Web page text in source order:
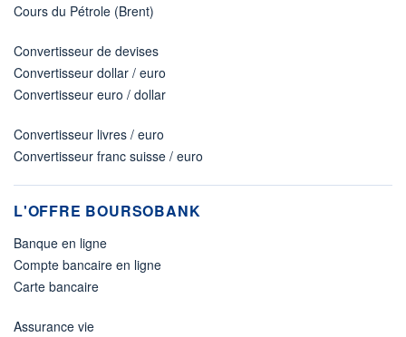
Cours du Pétrole (Brent)
Convertisseur de devises
Convertisseur dollar / euro
Convertisseur euro / dollar
Convertisseur livres / euro
Convertisseur franc suisse / euro
L'OFFRE BOURSOBANK
Banque en ligne
Compte bancaire en ligne
Carte bancaire
Assurance vie